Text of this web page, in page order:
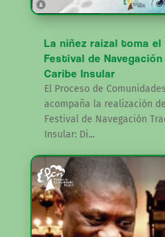
La niñez raizal toma
Festival de
Caribe Insular
El Proceso de
acompaña la realización
Festival de Navegación
Insular: Di...